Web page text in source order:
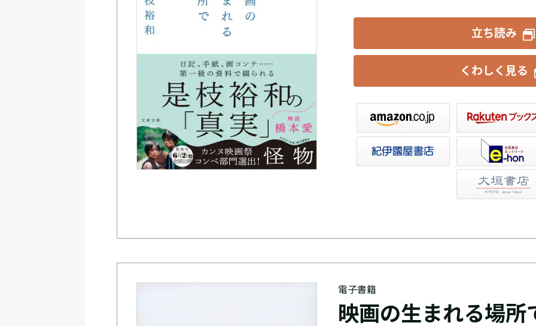
立ち読み
くわしく見る
Amazon 楽天ブックス セブンネット
紀伊國屋書店ウェブストア
e-hon HonyaClub
電子書籍
映画の生まれる場所